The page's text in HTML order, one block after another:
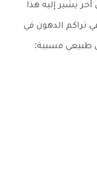
آخر يشير إليه هذا
تراكم الدهون في
طبيعي مسببة: